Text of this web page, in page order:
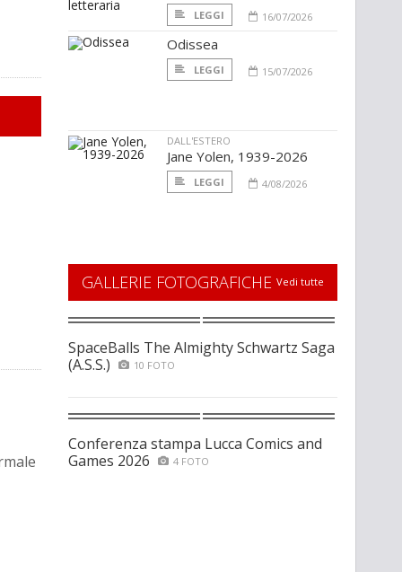
LEGGI 16/07/2026
Odissea
LEGGI 15/07/2026
DALL'ESTERO
Jane Yolen, 1939-2026
LEGGI 4/08/2026
GALLERIE FOTOGRAFICHE Vedi tutte
SpaceBalls The Almighty Schwartz Saga
(A.S.S.)
10 FOTO
Conferenza stampa Lucca Comics and
Games 2026
4 FOTO